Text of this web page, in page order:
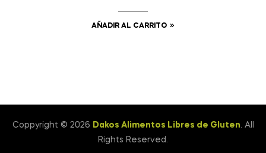
AÑADIR AL CARRITO
Coppyright © 2026 Dakos Alimentos Libres de Gluten. All
Rights Reserved.